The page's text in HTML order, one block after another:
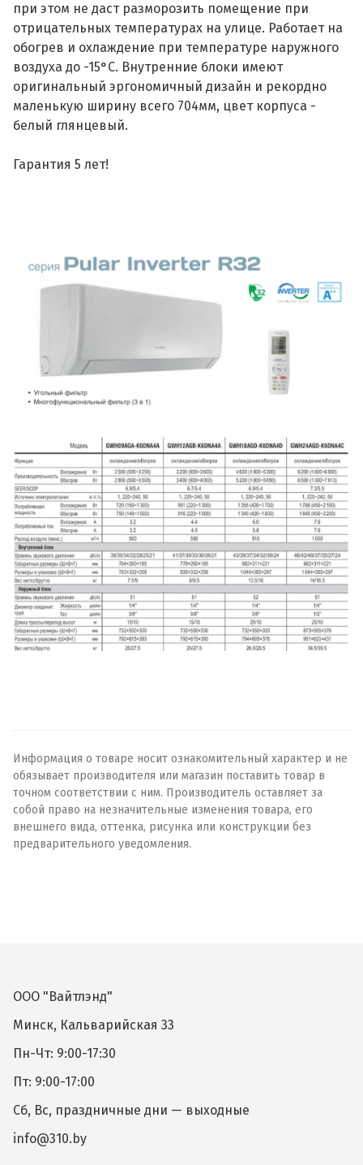
при этом не даст разморозить помещение при
отрицательных температурах на улице. Работает на
обогрев и охлаждение при температуре наружного
воздуха до -15°С. Внутренние блоки имеют
оригинальный эргономичный дизайн и рекордно
маленькую ширину всего 704мм, цвет корпуса -
белый глянцевый.
Гарантия 5 лет!
Информация о товаре носит ознакомительный характер и не
обязывает производителя или магазин поставить товар в
точном соответствии с ним. Производитель оставляет за
собой право на незначительные изменения товара, его
внешнего вида, оттенка, рисунка или конструкции без
предварительного уведомления.
ООО "Вайтлэнд"
Минск, Кальварийская 33
Пн-Чт: 9:00-17:30
Пт: 9:00-17:00
Сб, Вс, праздничные дни — выходные
info@310.by